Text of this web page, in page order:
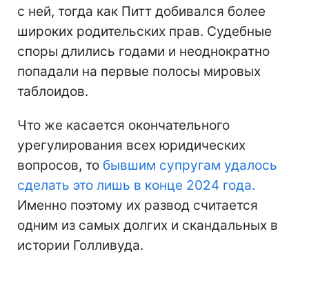
с ней, тогда как Питт добивался более
широких родительских прав. Судебные
споры длились годами и неоднократно
попадали на первые полосы мировых
таблоидов.
Что же касается окончательного
урегулирования всех юридических
вопросов, то бывшим супругам удалось
сделать это лишь в конце 2024 года.
Именно поэтому их развод считается
одним из самых долгих и скандальных в
истории Голливуда.